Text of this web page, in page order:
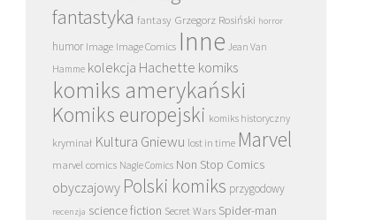
fantastyka fantasy Grzegorz Rosiński horror
humor Image Image Comics Inne Jean Van
Hamme kolekcja Hachette komiks
komiks amerykański
Komiks europejski komiks historyczny
kryminał Kultura Gniewu lost in time Marvel
marvel comics Nagle Comics Non Stop Comics
obyczajowy Polski komiks przygodowy
recenzja science fiction Secret Wars Spider-man